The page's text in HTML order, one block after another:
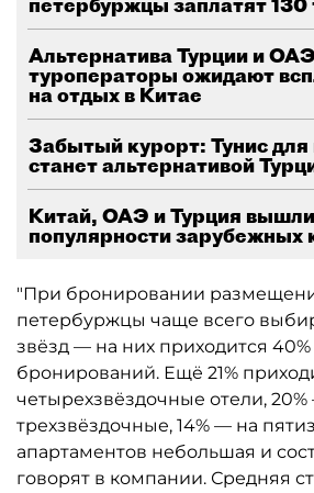
Альтернатива Турции и
туроператоры ожидают
на отдых в Китае
Забытый курорт: Тунис
станет альтернативой
Китай, ОАЭ и Турция
популярности зарубежных
"При бронировании
петербуржцы чаще всего
звёзд — на них приходится 40%
бронирований. Ещё 21%
четырехзвёздочные отели,
трехзвёздочные, 14% — на
апартаментов небольшая и
говорят в компании. Средняя